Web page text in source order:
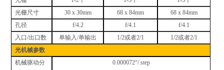
光栅尺寸
30 x 30mm 68 x 84mm
68 x 84mm
孔径
f/4.2 f/4.1
f/4.1
入口/出口数 单输入/单输出 1/2或者2/1
1/2或者2/1
光机械参数
机械驱动分
0.000072°/ step